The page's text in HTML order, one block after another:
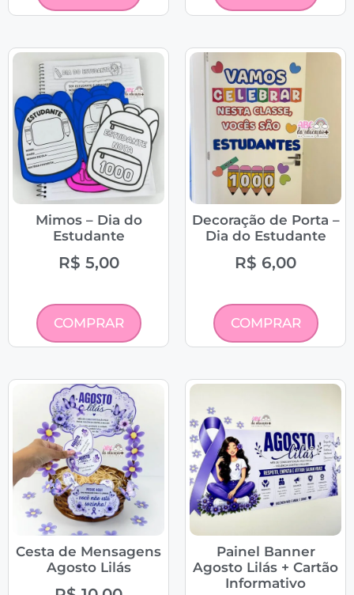
Mimos – Dia do
Estudante
R$ 5,00
COMPRAR
Decoração de Porta –
Dia do Estudante
R$ 6,00
COMPRAR
Cesta de Mensagens
Agosto Lilás
Painel Banner
Agosto Lilás + Cartão
Informativo